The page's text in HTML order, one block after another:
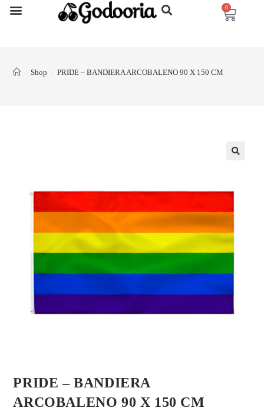
0
> Shop > PRIDE – BANDIERA ARCOBALENO 90 X 150 CM
PRIDE – BANDIERA
ARCOBALENO 90 X 150 CM